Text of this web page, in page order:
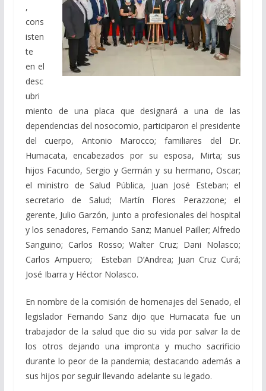
,
cons
isten
te
en el
desc
ubri
miento de una placa que designará a una de las
dependencias del nosocomio, participaron el presidente
del cuerpo, Antonio Marocco; familiares del Dr.
Humacata, encabezados por su esposa, Mirta; sus
hijos Facundo, Sergio y Germán y su hermano, Oscar;
el ministro de Salud Pública, Juan José Esteban; el
secretario de Salud; Martín Flores Perazzone; el
gerente, Julio Garzón, junto a profesionales del hospital
y los senadores, Fernando Sanz; Manuel Pailler; Alfredo
Sanguino; Carlos Rosso; Walter Cruz; Dani Nolasco;
Carlos Ampuero; Esteban D’Andrea; Juan Cruz Curá;
José Ibarra y Héctor Nolasco.
En nombre de la comisión de homenajes del Senado, el
legislador Fernando Sanz dijo que Humacata fue un
trabajador de la salud que dio su vida por salvar la de
los otros dejando una impronta y mucho sacrificio
durante lo peor de la pandemia; destacando además a
sus hijos por seguir llevando adelante su legado.